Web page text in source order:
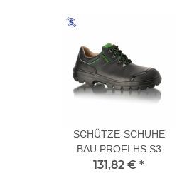
SCHÜTZE-SCHUHE
BAU PROFI HS S3
131,82 € *